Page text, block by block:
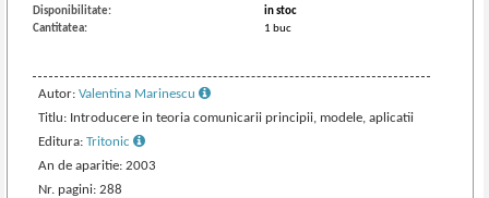
Disponibilitate:
in stoc
Cantitatea:
1 buc
Autor:Valentina Marinescu
Titlu: Introducere in teoria comunicarii principii, modele, aplicatii
Editura:Tritonic
An de aparitie: 2003
Nr. pagini: 288